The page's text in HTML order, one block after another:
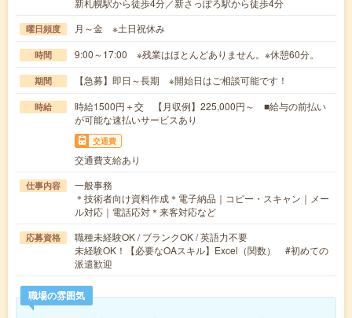
曜日頻度 月～金 ※土日祝休み
時間 9:00～17:00 ※残業はほとんどありません。※休憩60分。
期間 【急募】即日～長期 ※開始日はご相談可能です！
時給
時給1500円＋交 【月収例】225,000円～ ■給与の前払い
が可能な速払いサービスあり
交通費
交通費支給あり
仕事内容
一般事務
＊技術者向け資料作成＊電子納品｜コピー・スキャン｜メー
ル対応｜電話応対＊来客対応など
応募資格
職種未経験OK / ブランクOK / 英語力不要
未経験OK！【必要なOAスキル】Excel（関数） #初めての
派遣歓迎
職場の雰囲気